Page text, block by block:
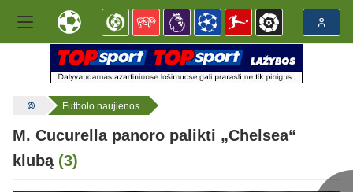
Futbolo naujienos
M. Cucurella panoro palikti „Chelsea“
klubą (3)